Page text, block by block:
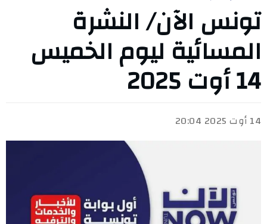
تونس الآن/ النشرة
المسائية ليوم الخميس
14 أوت 2025
14 أوت 2025 20:04